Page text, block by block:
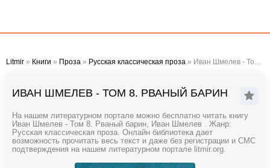
Litmir » Книги » Проза » Русская классическая проза » Иван Шмелев - Том 8. Рваный барин
ИВАН ШМЕЛЕВ - ТОМ 8. РВАНЫЙ БАРИН
На нашем литературном портале можно бесплатно читать книгу
Иван Шмелев - Том 8. Рваный барин, Иван Шмелев . Жанр:
Русская классическая проза. Онлайн библиотека дает
возможность прочитать весь текст и даже без регистрации и СМС
подтверждения на нашем литературном портале litmir.org.